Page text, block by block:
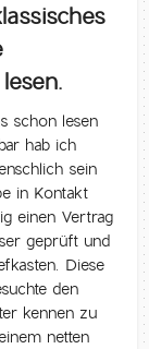
schon lesen
hab ich
sein
in Kontakt
einen Vertrag
geprüft und
Diese
den
kennen zu
netten